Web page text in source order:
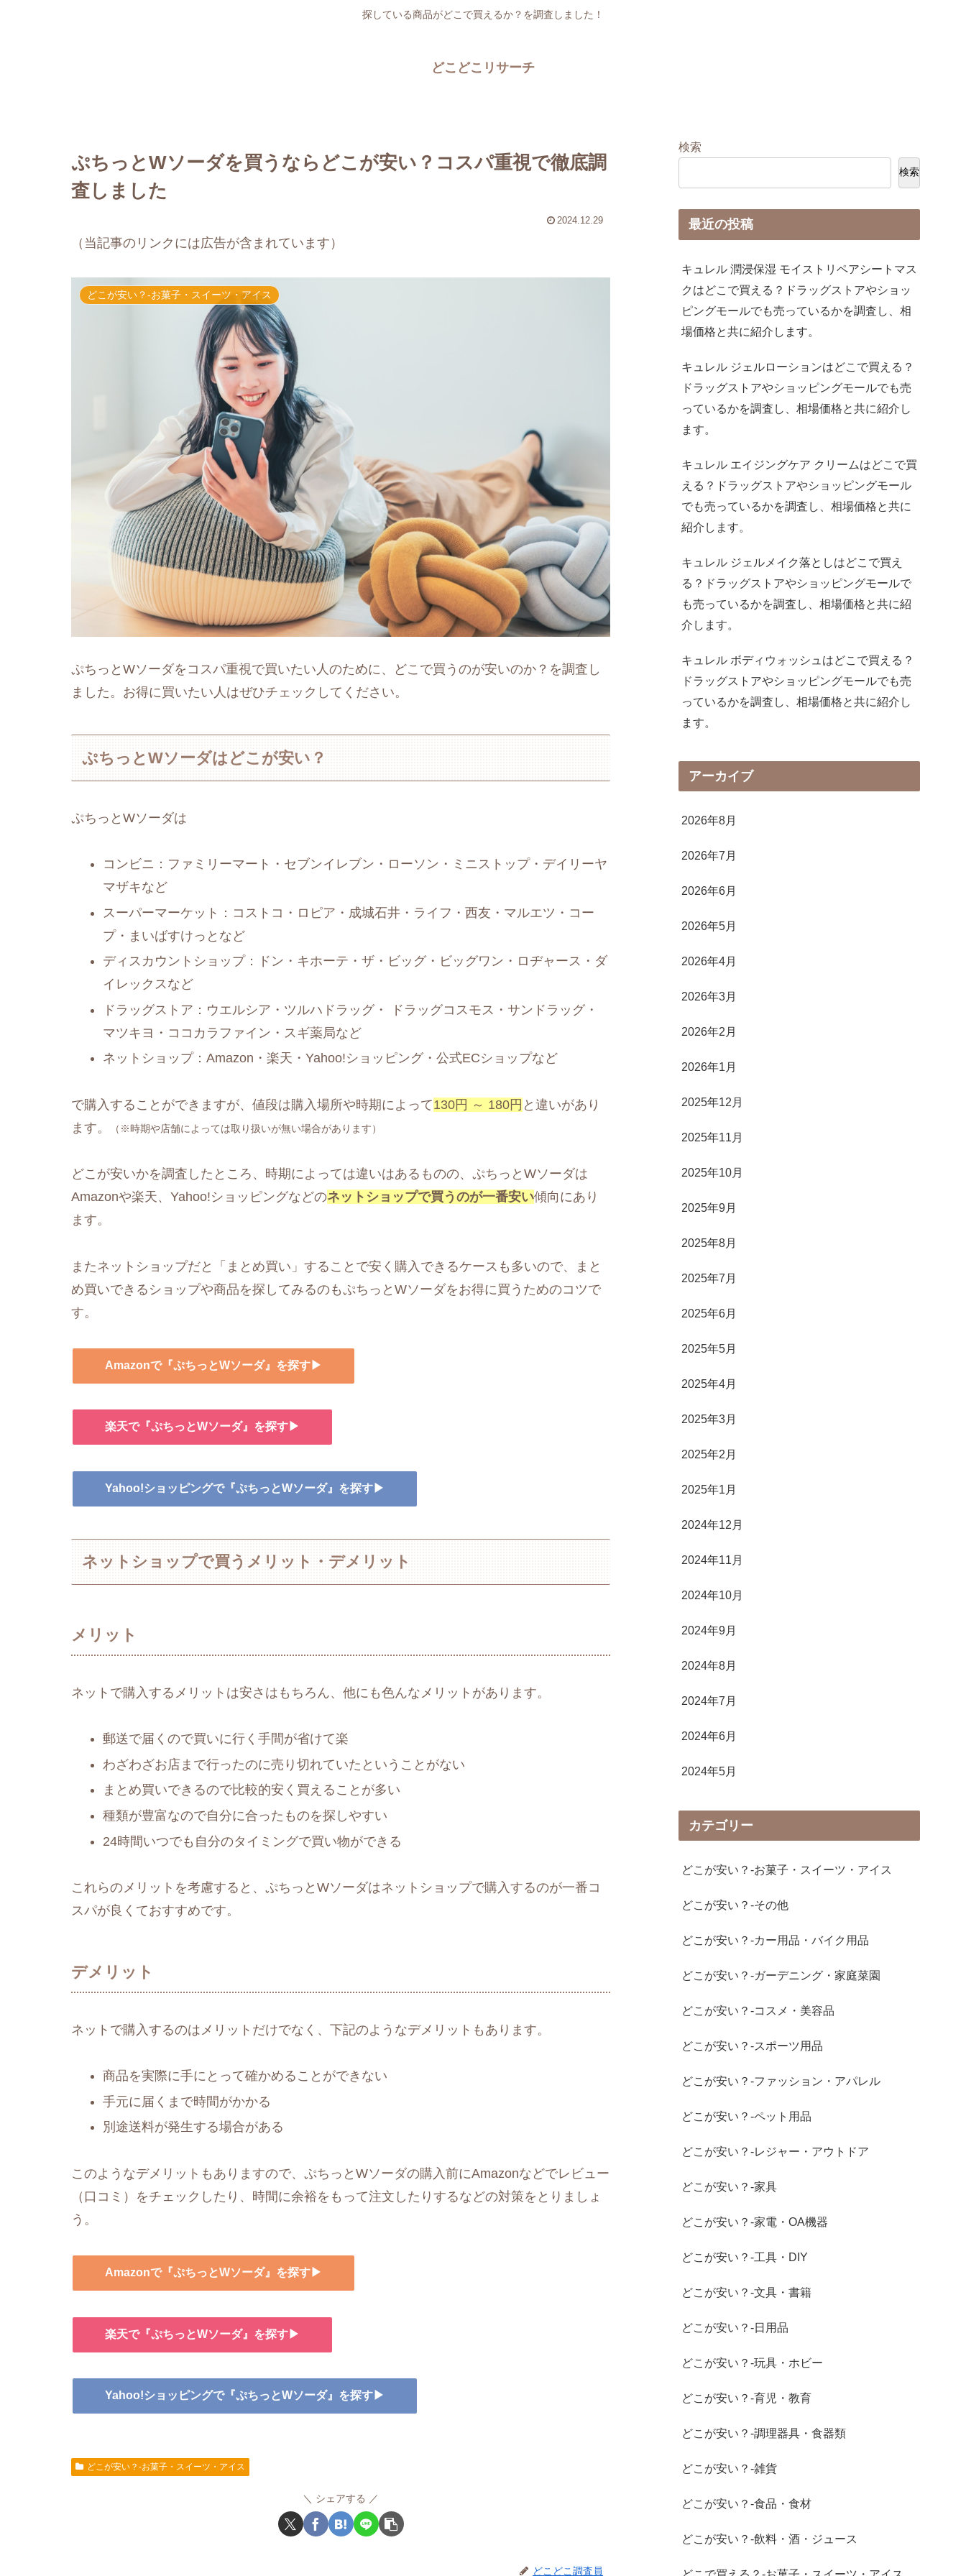
探している商品がどこで買えるか？を調査しました！
どこどこリサーチ
ぷちっとWソーダを買うならどこが安い？コスパ重視で徹底調
査しました
2024.12.29
（当記事のリンクには広告が含まれています）
どこが安い？-お菓子・スイーツ・アイス
ぷちっとWソーダをコスパ重視で買いたい人のために、どこで買うのが安いのか？を調査し
ました。お得に買いたい人はぜひチェックしてください。
ぷちっとWソーダはどこが安い？
ぷちっとWソーダは
コンビニ：ファミリーマート・セブンイレブン・ローソン・ミニストップ・デイリーヤ
マザキなど
スーパーマーケット：コストコ・ロピア・成城石井・ライフ・西友・マルエツ・コー
プ・まいばすけっとなど
ディスカウントショップ：ドン・キホーテ・ザ・ビッグ・ビッグワン・ロヂャース・ダ
イレックスなど
ドラッグストア：ウエルシア・ツルハドラッグ・ ドラッグコスモス・サンドラッグ・
マツキヨ・ココカラファイン・スギ薬局など
ネットショップ：Amazon・楽天・Yahoo!ショッピング・公式ECショップなど
で購入することができますが、値段は購入場所や時期によって130円 ～ 180円 と違いがあり
ます。
（※時期や店舗によっては取り扱いが無い場合があります）
どこが安いかを調査したところ、時期によっては違いはあるものの、ぷちっとWソーダは
Amazonや楽天、Yahoo!ショッピングなどのネットショップで買うのが一番安い傾向にあり
ます。
またネットショップだと「まとめ買い」することで安く購入できるケースも多いので、まと
め買いできるショップや商品を探してみるのもぷちっとWソーダをお得に買うためのコツで
す。
Amazonで『ぷちっとWソーダ』を探す▶
楽天で『ぷちっとWソーダ』を探す▶
Yahoo!ショッピングで『ぷちっとWソーダ』を探す▶
ネットショップで買うメリット・デメリット
メリット
ネットで購入するメリットは安さはもちろん、他にも色んなメリットがあります。
郵送で届くので買いに行く手間が省けて楽
わざわざお店まで行ったのに売り切れていたということがない
まとめ買いできるので比較的安く買えることが多い
種類が豊富なので自分に合ったものを探しやすい
24時間いつでも自分のタイミングで買い物ができる
これらのメリットを考慮すると、ぷちっとWソーダはネットショップで購入するのが一番コ
スパが良くておすすめです。
デメリット
ネットで購入するのはメリットだけでなく、下記のようなデメリットもあります。
商品を実際に手にとって確かめることができない
手元に届くまで時間がかかる
別途送料が発生する場合がある
このようなデメリットもありますので、ぷちっとWソーダの購入前にAmazonなどでレビュー
（口コミ）をチェックしたり、時間に余裕をもって注文したりするなどの対策をとりましょ
う。
Amazonで『ぷちっとWソーダ』を探す▶
楽天で『ぷちっとWソーダ』を探す▶
Yahoo!ショッピングで『ぷちっとWソーダ』を探す▶
どこが安い？-お菓子・スイーツ・アイス
シェアする
どこどこ調査員
検索
検索
最近の投稿
キュレル 潤浸保湿 モイストリペアシートマス
クはどこで買える？ドラッグストアやショッ
ピングモールでも売っているかを調査し、相
場価格と共に紹介します。
キュレル ジェルローションはどこで買える？
ドラッグストアやショッピングモールでも売
っているかを調査し、相場価格と共に紹介し
ます。
キュレル エイジングケア クリームはどこで買
える？ドラッグストアやショッピングモール
でも売っているかを調査し、相場価格と共に
紹介します。
キュレル ジェルメイク落としはどこで買え
る？ドラッグストアやショッピングモールで
も売っているかを調査し、相場価格と共に紹
介します。
キュレル ボディウォッシュはどこで買える？
ドラッグストアやショッピングモールでも売
っているかを調査し、相場価格と共に紹介し
ます。
アーカイブ
2026年8月
2026年7月
2026年6月
2026年5月
2026年4月
2026年3月
2026年2月
2026年1月
2025年12月
2025年11月
2025年10月
2025年9月
2025年8月
2025年7月
2025年6月
2025年5月
2025年4月
2025年3月
2025年2月
2025年1月
2024年12月
2024年11月
2024年10月
2024年9月
2024年8月
2024年7月
2024年6月
2024年5月
カテゴリー
どこが安い？-お菓子・スイーツ・アイス
どこが安い？-その他
どこが安い？-カー用品・バイク用品
どこが安い？-ガーデニング・家庭菜園
どこが安い？-コスメ・美容品
どこが安い？-スポーツ用品
どこが安い？-ファッション・アパレル
どこが安い？-ペット用品
どこが安い？-レジャー・アウトドア
どこが安い？-家具
どこが安い？-家電・OA機器
どこが安い？-工具・DIY
どこが安い？-文具・書籍
どこが安い？-日用品
どこが安い？-玩具・ホビー
どこが安い？-育児・教育
どこが安い？-調理器具・食器類
どこが安い？-雑貨
どこが安い？-食品・食材
どこが安い？-飲料・酒・ジュース